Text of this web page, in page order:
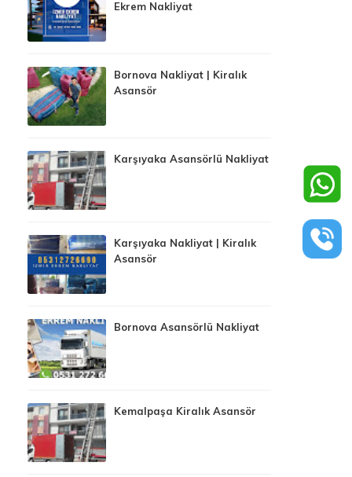
Ekrem Nakliyat
Bornova Nakliyat | Kiralık
Asansör
Karşıyaka Asansörlü Nakliyat
Karşıyaka Nakliyat | Kiralık
Asansör
Bornova Asansörlü Nakliyat
Kemalpaşa Kiralık Asansör